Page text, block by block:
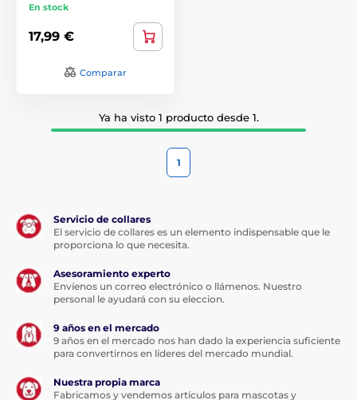
En stock
17,99 €
Comparar
Ya ha visto 1 producto desde 1.
1
Servicio de collares
El servicio de collares es un elemento indispensable que le
proporciona lo que necesita.
Asesoramiento experto
Envíenos un correo electrónico o llámenos. Nuestro
personal le ayudará con su eleccion.
9 años en el mercado
9 años en el mercado nos han dado la experiencia suficiente
para convertirnos en líderes del mercado mundial.
Nuestra propia marca
Fabricamos y vendemos artículos para mascotas y